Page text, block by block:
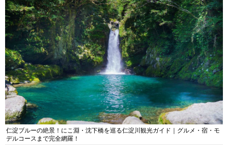
仁淀ブルーの絶景！にこ淵・沈下橋を巡る仁淀川観光ガイド｜グルメ・宿・モ
デルコースまで完全網羅！